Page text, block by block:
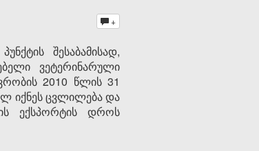
+
შესაბამისად,
ვეტერინარული
2010 წლის 31
იქნეს ცვლილება და
ექსპორტის დროს